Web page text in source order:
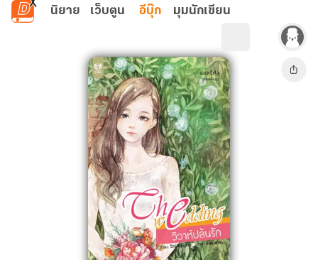
ข้ามไปยังเนื้อหาหลัก
นิยาย เว็บตูน อีบุ๊ก มุมนักเขียน